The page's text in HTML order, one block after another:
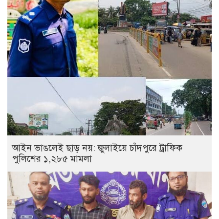
আইন ভাঙলেই ছাড় নয়: জুলাইয়ে চাঁদপুরে ট্রাফিক
পুলিশের ১,২৮৫ মামলা